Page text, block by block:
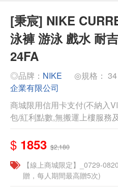
[秉宸] NIKE
泳褲 游泳 戲水 耐
24FA
◎品牌： NIKE ◎規格： 34
企業有限公司
商城限用信用卡支付(不納入
包/紅利點數,無搬運上樓服務
$ 1853 $2,180
【線上商城限定】_0729-
贈，每人期間最高贈5次)